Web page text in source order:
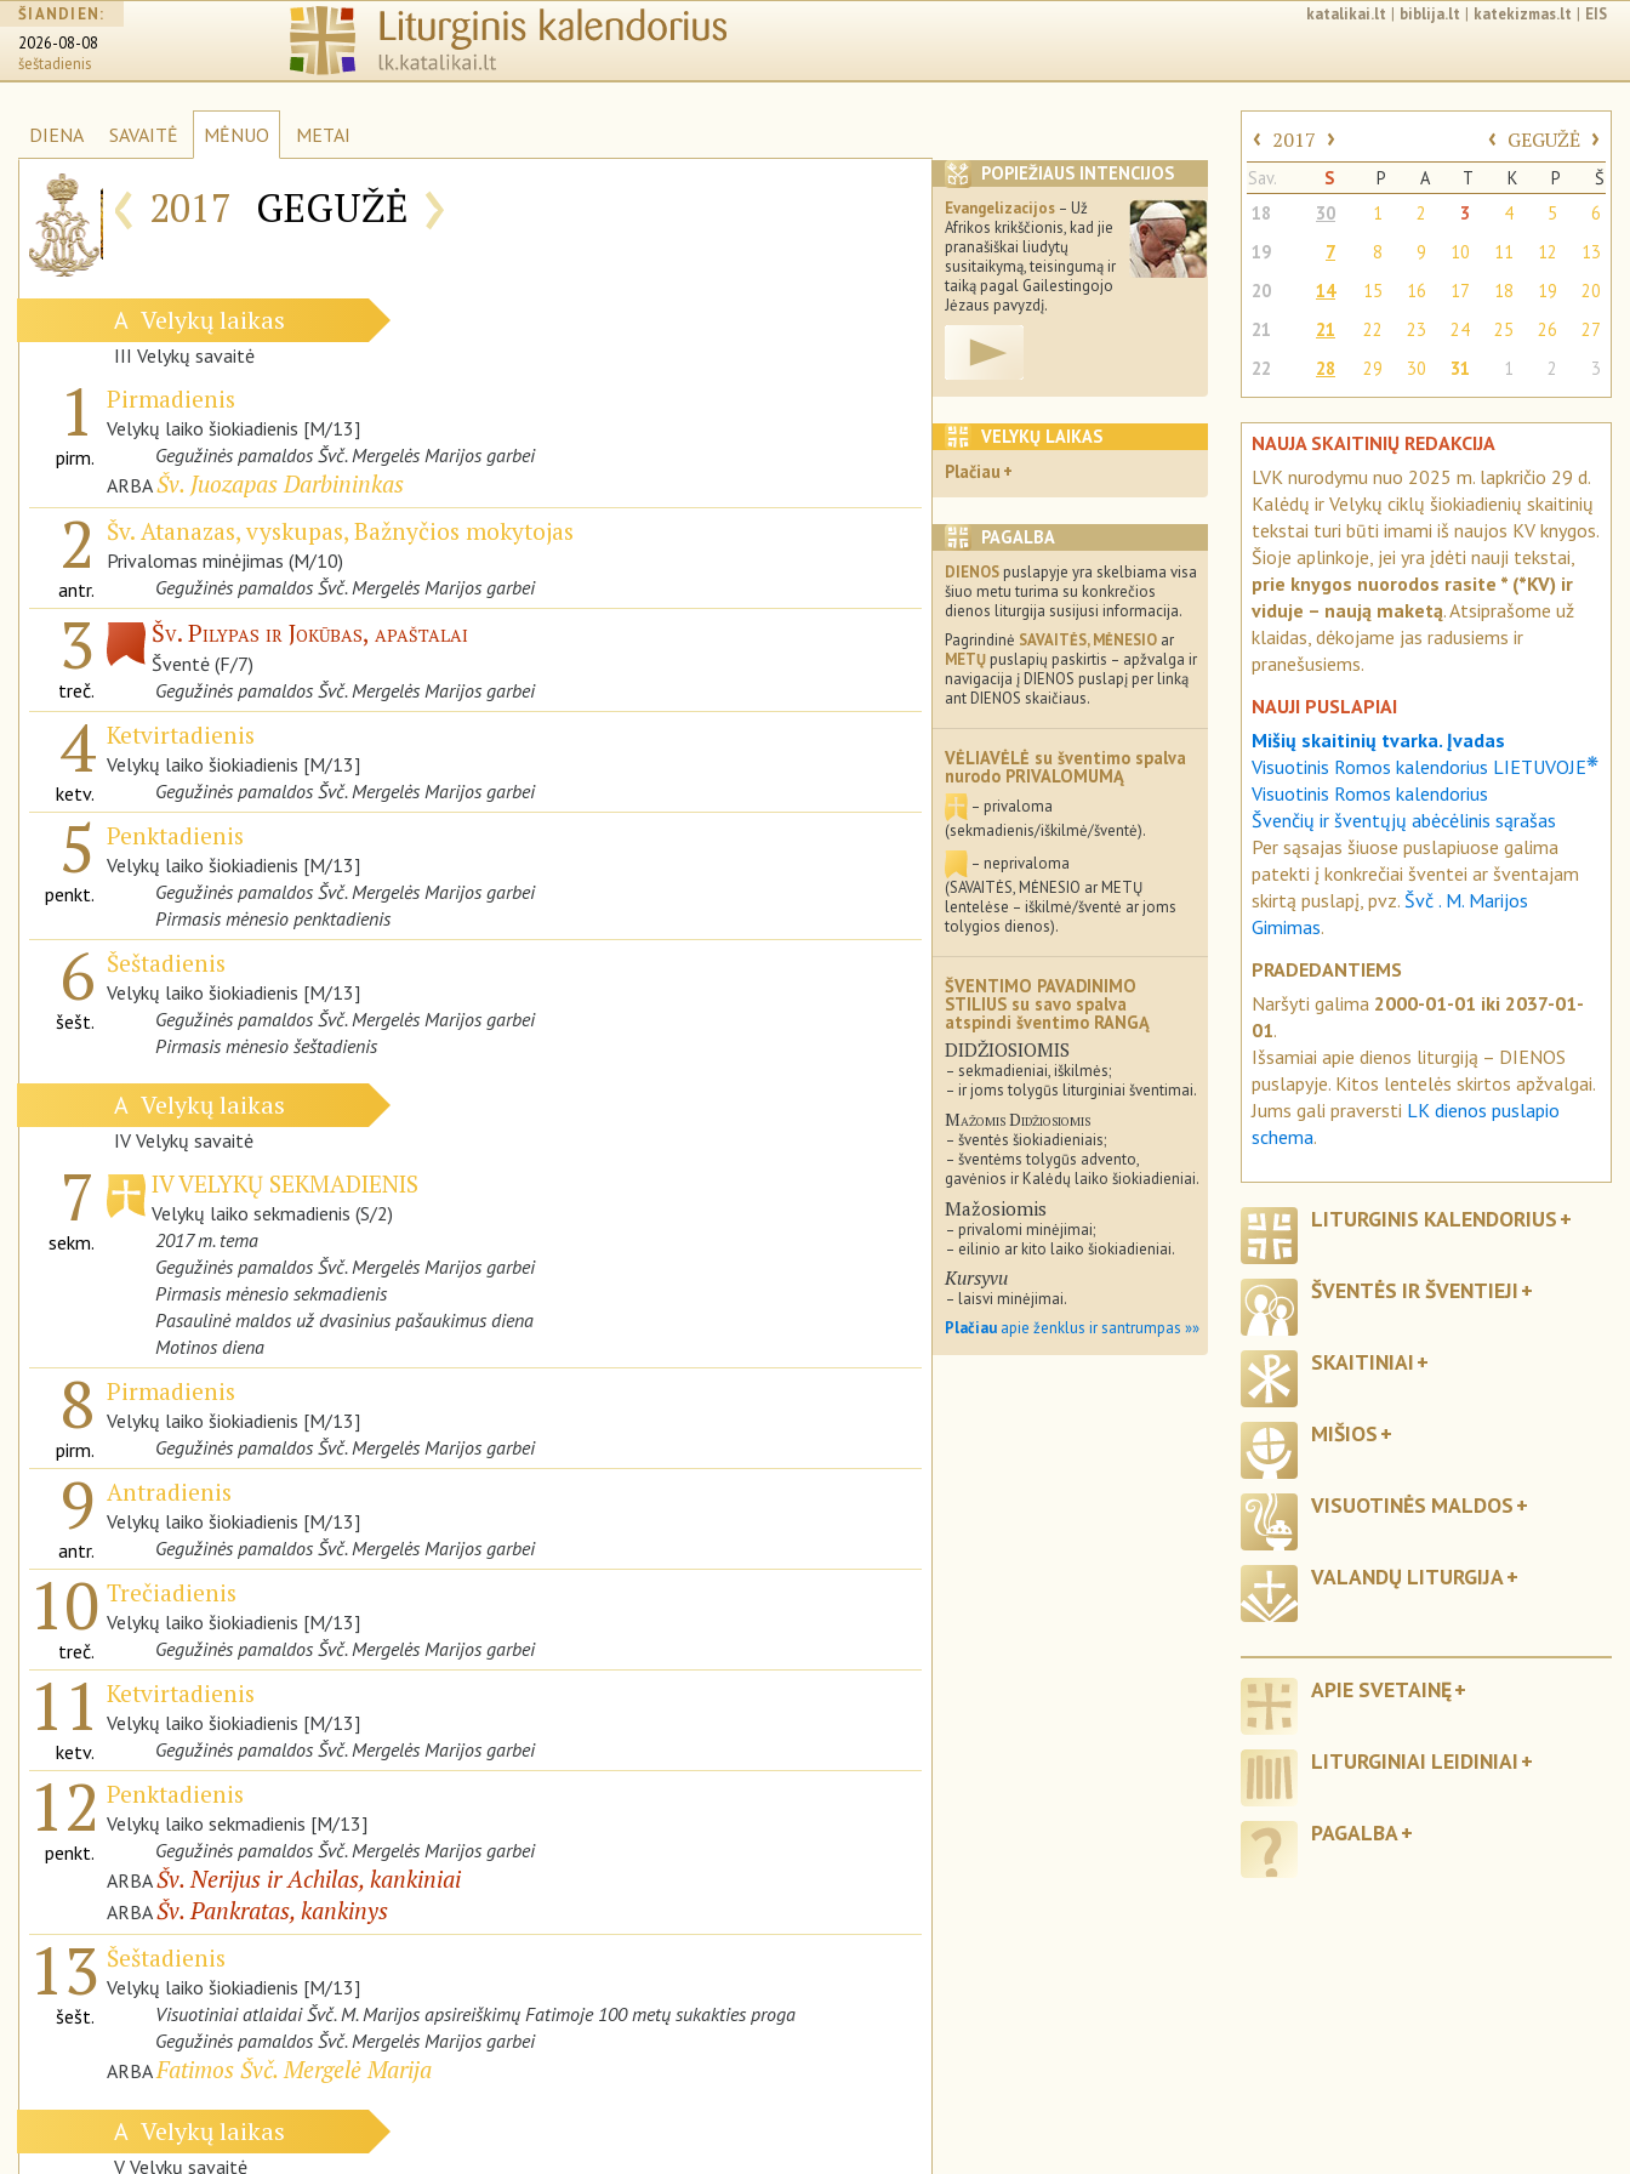
ŠIANDIEN:
2026-08-08
šeštadienis
katalikai.lt | biblija.lt | katekizmas.lt | EIS
DIENA SAVAITĖ MĖNUO METAI
‹ 2017 GEGUŽĖ ›
A Velykų laikas
III Velykų savaitė
1
pirm.
Pirmadienis
Velykų laiko šiokiadienis [M/13]
Gegužinės pamaldos Švč. Mergelės Marijos garbei
ARBAŠv. Juozapas Darbininkas
2
antr.
Šv. Atanazas, vyskupas, Bažnyčios mokytojas
Privalomas minėjimas (M/10)
Gegužinės pamaldos Švč. Mergelės Marijos garbei
3
treč.
Šv. Pilypas ir Jokūbas, apaštalai
Šventė (F/7)
Gegužinės pamaldos Švč. Mergelės Marijos garbei
4
ketv.
Ketvirtadienis
Velykų laiko šiokiadienis [M/13]
Gegužinės pamaldos Švč. Mergelės Marijos garbei
5
penkt.
Penktadienis
Velykų laiko šiokiadienis [M/13]
Gegužinės pamaldos Švč. Mergelės Marijos garbei
Pirmasis mėnesio penktadienis
6
šešt.
Šeštadienis
Velykų laiko šiokiadienis [M/13]
Gegužinės pamaldos Švč. Mergelės Marijos garbei
Pirmasis mėnesio šeštadienis
A Velykų laikas
IV Velykų savaitė
7
sekm.
IV VELYKŲ SEKMADIENIS
Velykų laiko sekmadienis (S/2)
2017 m. tema
Gegužinės pamaldos Švč. Mergelės Marijos garbei
Pirmasis mėnesio sekmadienis
Pasaulinė maldos už dvasinius pašaukimus diena
Motinos diena
8
pirm.
Pirmadienis
Velykų laiko šiokiadienis [M/13]
Gegužinės pamaldos Švč. Mergelės Marijos garbei
9
antr.
Antradienis
Velykų laiko šiokiadienis [M/13]
Gegužinės pamaldos Švč. Mergelės Marijos garbei
10
treč.
Trečiadienis
Velykų laiko šiokiadienis [M/13]
Gegužinės pamaldos Švč. Mergelės Marijos garbei
11
ketv.
Ketvirtadienis
Velykų laiko šiokiadienis [M/13]
Gegužinės pamaldos Švč. Mergelės Marijos garbei
12
penkt.
Penktadienis
Velykų laiko sekmadienis [M/13]
Gegužinės pamaldos Švč. Mergelės Marijos garbei
ARBAŠv. Nerijus ir Achilas, kankiniai
ARBAŠv. Pankratas, kankinys
13
šešt.
Šeštadienis
Velykų laiko šiokiadienis [M/13]
Visuotiniai atlaidai Švč. M. Marijos apsireiškimų Fatimoje 100 metų sukakties proga
Gegužinės pamaldos Švč. Mergelės Marijos garbei
ARBA Fatimos Švč. Mergelė Marija
A Velykų laikas
V Velykų savaitė
POPIEŽIAUS INTENCIJOS
Evangelizacijos – Už
Afrikos krikščionis, kad jie
pranašiškai liudytų
susitaikymą, teisingumą ir
taiką pagal Gailestingojo
Jėzaus pavyzdį.
VELYKŲ LAIKAS
Plačiau
PAGALBA
DIENOS puslapyje yra skelbiama visa
šiuo metu turima su konkrečios
dienos liturgija susijusi informacija.
Pagrindinė SAVAITĖS, MĖNESIO ar
METŲ puslapių paskirtis – apžvalga ir
navigacija į DIENOS puslapį per linką
ant DIENOS skaičiaus.
VĖLIAVĖLĖ su šventimo spalva
nurodo PRIVALOMUMĄ
– privaloma
(sekmadienis/iškilmė/šventė).
– neprivaloma
(SAVAITĖS, MĖNESIO ar METŲ
lentelėse – iškilmė/šventė ar joms
tolygios dienos).
ŠVENTIMO PAVADINIMO
STILIUS su savo spalva
atspindi šventimo RANGĄ
DIDŽIOSIOMIS
– sekmadieniai, iškilmės;
– ir joms tolygūs liturginiai šventimai.
Mažomis Didžiosiomis
– šventės šiokiadieniais;
– šventėms tolygūs advento,
gavėnios ir Kalėdų laiko šiokiadieniai.
Mažosiomis
– privalomi minėjimai;
– eilinio ar kito laiko šiokiadieniai.
Kursyvu
– laisvi minėjimai.
Plačiau apie ženklus ir santrumpas »»
‹ 2017 › ‹ GEGUŽĖ ›
Sav. S P A T K P
Š
18
30 1 2 3 4 5
6
19
7 8 9 10 11 12
13
20
14 15 16 17 18 19
20
21
21 22 23 24 25 26
27
22
28 29 30 31 1 2 3
NAUJA SKAITINIŲ REDAKCIJA
LVK nurodymu nuo 2025 m. lapkričio 29 d.
Kalėdų ir Velykų ciklų šiokiadienių skaitinių
tekstai turi būti imami iš naujos KV knygos.
Šioje aplinkoje, jei yra įdėti nauji tekstai,
prie knygos nuorodos rasite * (*KV) ir
viduje – naują maketą. Atsiprašome už
klaidas, dėkojame jas radusiems ir
pranešusiems.
NAUJI PUSLAPIAI
Mišių skaitinių tvarka. Įvadas
Visuotinis Romos kalendorius LIETUVOJE❋
Visuotinis Romos kalendorius
Švenčių ir šventųjų abėcėlinis sąrašas
Per sąsajas šiuose puslapiuose galima
patekti į konkrečiai šventei ar šventajam
skirtą puslapį, pvz. Švč . M. Marijos
Gimimas.
PRADEDANTIEMS
Naršyti galima 2000-01-01 iki 2037-01-
01.
Išsamiai apie dienos liturgiją – DIENOS
puslapyje. Kitos lentelės skirtos apžvalgai.
Jums gali praversti LK dienos puslapio
schema.
LITURGINIS KALENDORIUS
ŠVENTĖS IR ŠVENTIEJI
SKAITINIAI
MIŠIOS
VISUOTINĖS MALDOS
VALANDŲ LITURGIJA
APIE SVETAINĘ
LITURGINIAI LEIDINIAI
PAGALBA